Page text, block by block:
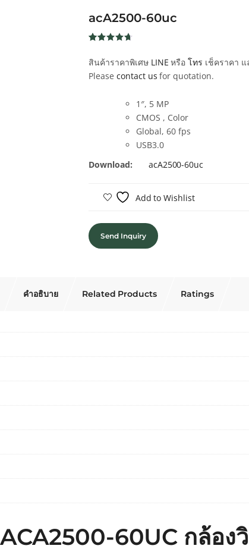
acA2500-60uc
4.6 จาก
5 คะแนน
เต็มบน
สินค้าราคาพิเศษ LINE หรือโทร เช็คราคา
Please contact us for quotation.
1″, 5 MP
CMOS , Color
Global, 60 fps
USB3.0
Download:
acA2500-60uc
Add to Wishlist
Send Inquiry
คำอธิบาย Related Products Ratings
60UC กล้อง